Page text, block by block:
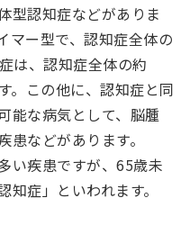
型認知症などがありま
マー型で、認知症全体の
は、認知症全体の約
。この他に、認知症と同
能な病気として、脳腫
などがあります。
い疾患ですが、65歳未
症」といわれます。